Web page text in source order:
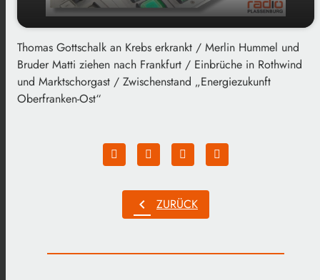
play_arrow Der Tag im Blick vom 01.12.25
00:00 02:40
Thomas Gottschalk an Krebs erkrankt / Merlin Hummel und
Bruder Matti ziehen nach Frankfurt / Einbrüche in Rothwind
und Marktschorgast / Zwischenstand „Energiezukunft
Oberfranken-Ost“
chevron_left ZURÜCK